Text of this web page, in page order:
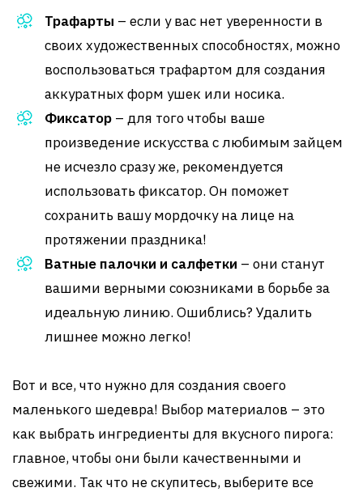
Трафарты – если у вас нет уверенности в
своих художественных способностях, можно
воспользоваться трафартом для создания
аккуратных форм ушек или носика.
Фиксатор – для того чтобы ваше
произведение искусства с любимым зайцем
не исчезло сразу же, рекомендуется
использовать фиксатор. Он поможет
сохранить вашу мордочку на лице на
протяжении праздника!
Ватные палочки и салфетки – они станут
вашими верными союзниками в борьбе за
идеальную линию. Ошиблись? Удалить
лишнее можно легко!
Вот и все, что нужно для создания своего
маленького шедевра! Выбор материалов – это
как выбрать ингредиенты для вкусного пирога:
главное, чтобы они были качественными и
свежими. Так что не скупитесь, выберите все